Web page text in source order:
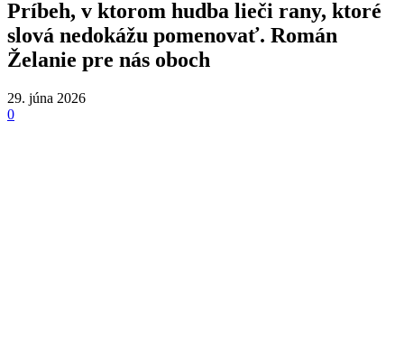
Príbeh, v ktorom hudba lieči rany, ktoré
slová nedokážu pomenovať. Román
Želanie pre nás oboch
29. júna 2026
0